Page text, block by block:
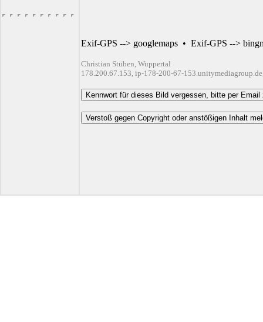
Exif-GPS --> googlemaps • Exif-GPS -->
Christian Stüben, Wuppertal
178.200.67.153, ip-178-200-67-